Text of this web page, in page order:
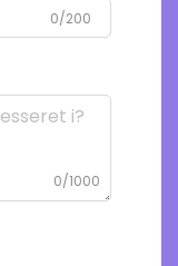
0/200
0/1000